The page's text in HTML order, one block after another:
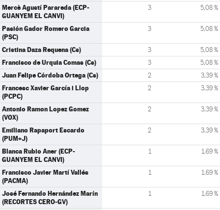
Mercè Agustí Parareda (ECP-
GUANYEM EL CANVI)
3 5,08 %
Pasión Gador Romero Garcia
(PSC)
3 5,08 %
Cristina Daza Requena (Cs) 3 5,08 %
Francisco de Urquia Comas (Cs) 3 5,08 %
Juan Felipe Córdoba Ortega (Cs) 2 3,39 %
Francesc Xavier García i Llop
(PCPC)
2 3,39 %
Antonio Ramon Lopez Gomez
(VOX)
2 3,39 %
Emiliano Rapaport Escardo
(PUM+J)
2 3,39 %
Blanca Rubio Aner (ECP-
GUANYEM EL CANVI)
1 1,69 %
Francisco Javier Martí Vallés
(PACMA)
1 1,69 %
José Fernando Hernández Marín
(RECORTES CERO-GV)
1 1,69 %